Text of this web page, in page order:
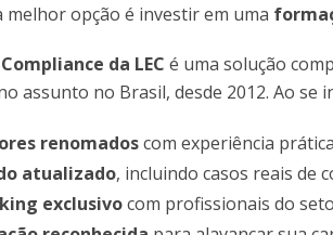
melhor opção é investir em uma
da LEC é uma solução
assunto no Brasil, desde 2012. Ao se
renomadoscom experiência
atualizado, incluindo casos reais de
exclusivocom profissionais do